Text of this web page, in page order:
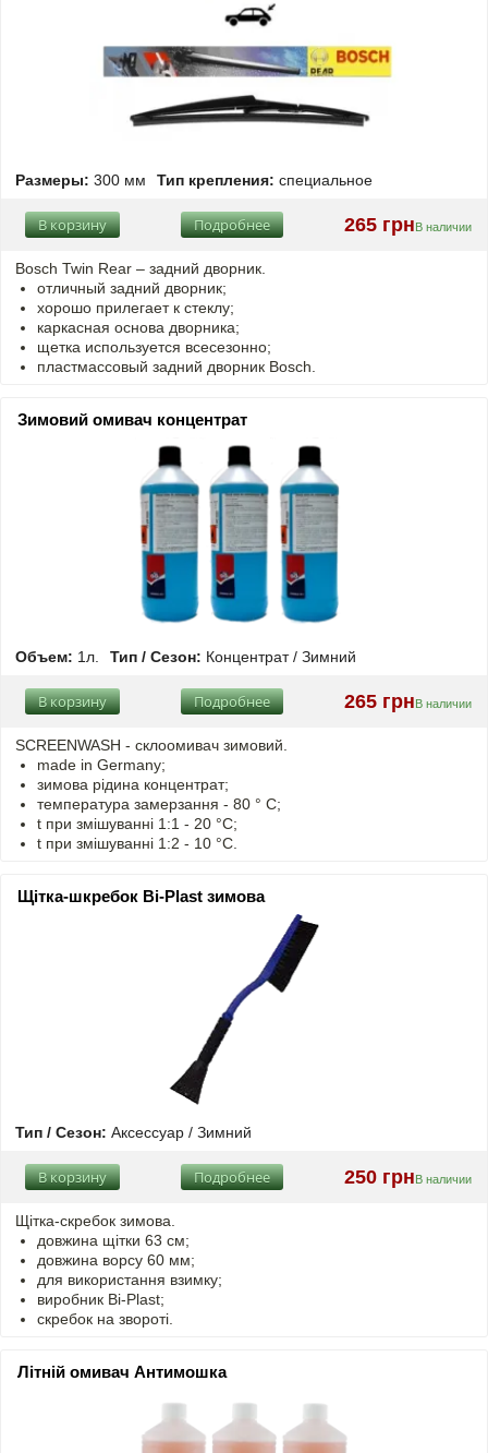
Размеры: 300 мм Тип крепления: специальное
265 грнВ наличии
Подробнее
В корзину
Bosch Twin Rear – задний дворник.
отличный задний дворник;
хорошо прилегает к стеклу;
каркасная основа дворника;
щетка используется всесезонно;
пластмассовый задний дворник Bosch.
Зимовий омивач концентрат
Объем: 1л. Тип / Сезон: Концентрат / Зимний
265 грнВ наличии
Подробнее
В корзину
SCREENWASH - cклоомивач зимовий.
made in Germany;
зимова рідина концентрат;
температура замерзання - 80 ° C;
t при змішуванні 1:1 - 20 °C;
t при змішуванні 1:2 - 10 °C.
Щітка-шкребок Bi-Plast зимова
Тип / Сезон: Аксессуар / Зимний
250 грн В наличии
Подробнее
В корзину
Щітка-скребок зимова.
довжина щітки 63 см;
довжина ворсу 60 мм;
для використання взимку;
виробник Bi-Plast;
скребок на звороті.
Літній омивач Антимошка